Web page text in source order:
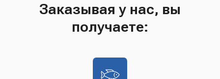
Заказывая у нас, вы
получаете: